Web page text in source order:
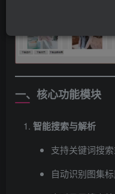
一、核心功能模块
智能搜索与解析
支持关键词搜
自动识别图集